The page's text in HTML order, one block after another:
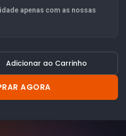
apenas com as nossas
Adicionar ao Carrinho
AGORA